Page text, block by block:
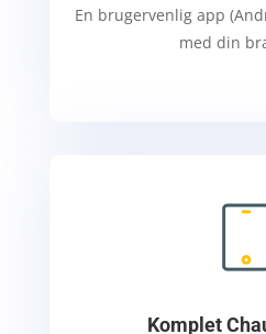
En brugervenlig app
med din
Komplet